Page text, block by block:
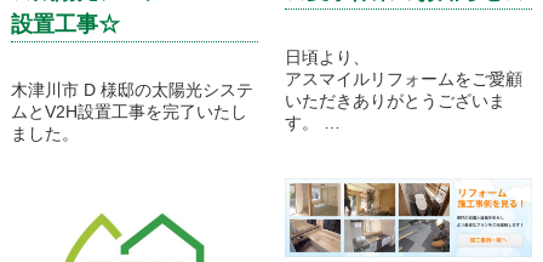
設置工事☆
木津川市 D 様邸の太陽光システ
ムとV2H設置工事を完了いたし
ました。
日頃より、
アスマイルリフォームをご愛顧
いただきありがとうございま
す。
8月15日(金)は休業いたします。
なお、8月12日(火)は定休日とさ
せていただいております。